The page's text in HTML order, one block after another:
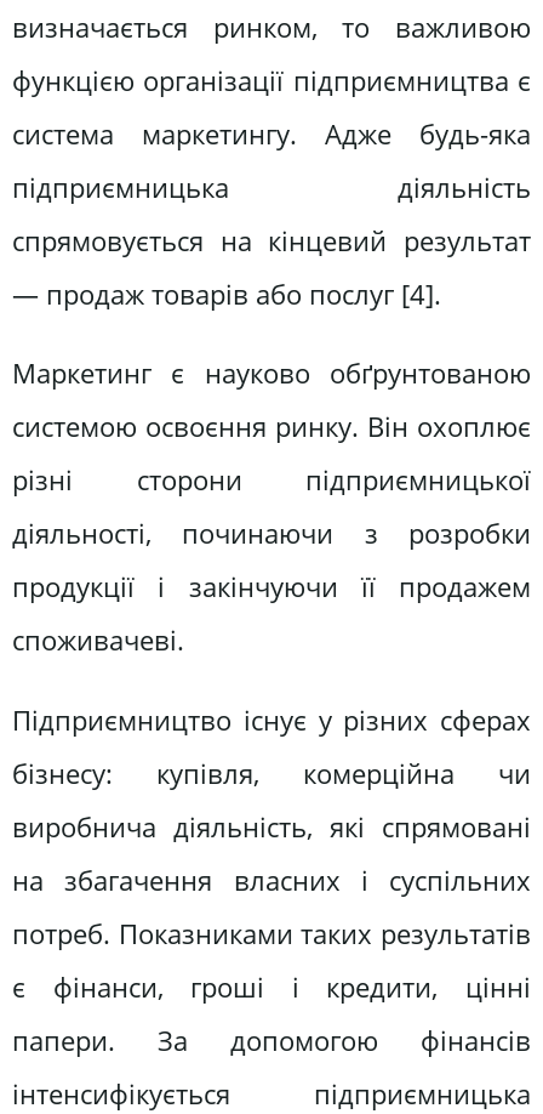
визначається ринком, то важливою
функцією організації підприємництва є
система маркетингу. Адже будь-яка
підприємницька діяльність
спрямовується на кінцевий результат
— продаж товарів або послуг [4].
Маркетинг є науково обґрунтованою
системою освоєння ринку. Він охоплює
різні сторони підприємницької
діяльності, починаючи з розробки
продукції і закінчуючи її продажем
споживачеві.
Підприємництво існує у різних сферах
бізнесу: купівля, комерційна чи
виробнича діяльність, які спрямовані
на збагачення власних і суспільних
потреб. Показниками таких результатів
є фінанси, гроші і кредити, цінні
папери. За допомогою фінансів
інтенсифікується підприємницька